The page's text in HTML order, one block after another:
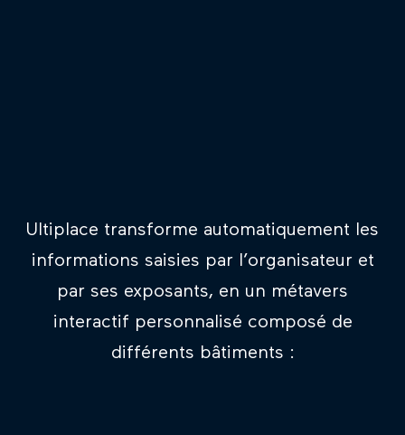
Ultiplace transforme automatiquement les
informations saisies par l’organisateur et
par ses exposants, en un métavers
interactif personnalisé composé de
différents bâtiments :